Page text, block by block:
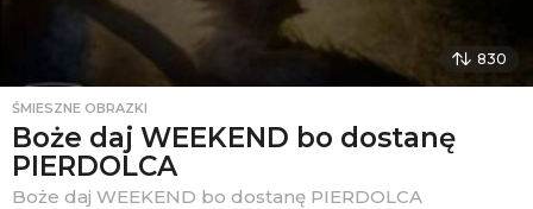
830
ŚMIESZNE OBRAZKI
Boże daj WEEKEND bo dostanę
PIERDOLCA
Boże daj WEEKEND bo dostanę PIERDOLCA